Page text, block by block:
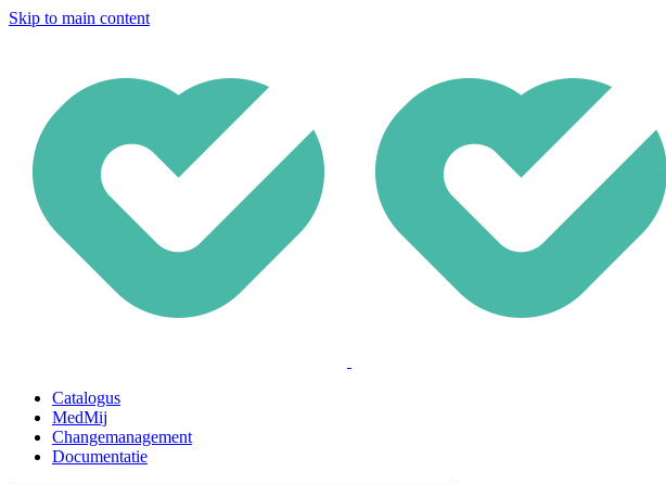
Skip to main content
Catalogus
MedMij
Changemanagement
Documentatie